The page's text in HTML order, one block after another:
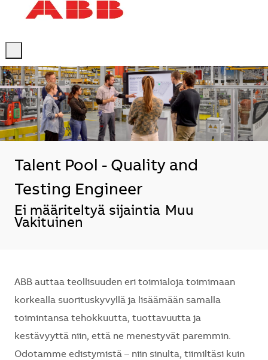
--
Talent Pool - Quality and
Testing Engineer
Sijainti
Ei määriteltyä sijaintia Muu
Vakituinen
ABB auttaa teollisuuden eri toimialoja toimimaan
korkealla suorituskyvyllä ja lisäämään samalla
toimintansa tehokkuutta, tuottavuutta ja
kestävyyttä niin, että ne menestyvät paremmin.
Odotamme edistymistä – niin sinulta, tiimiltäsi kuin